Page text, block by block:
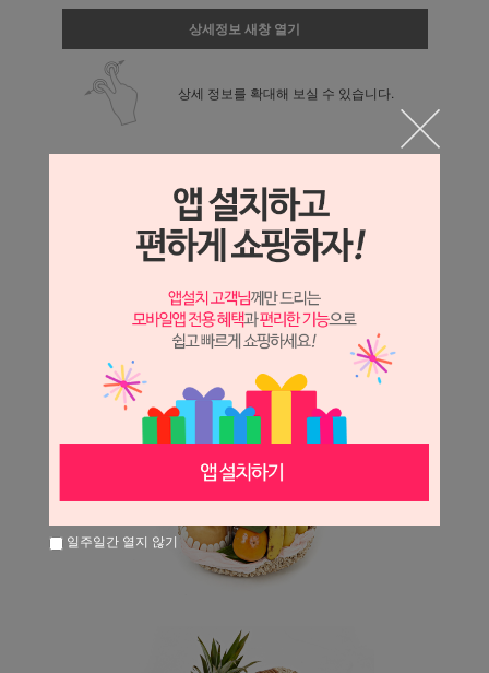
상세정보 새창 열기
상세 정보를 확대해 보실 수 있습니다.
일주일간 열지 않기